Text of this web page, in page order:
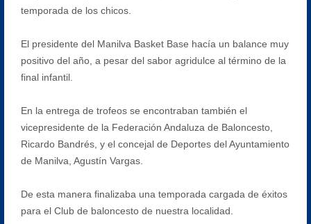
temporada de los chicos.
El presidente del Manilva Basket Base hacía un balance muy
positivo del año, a pesar del sabor agridulce al término de la
final infantil.
En la entrega de trofeos se encontraban también el
vicepresidente de la Federación Andaluza de Baloncesto,
Ricardo Bandrés, y el concejal de Deportes del Ayuntamiento
de Manilva, Agustín Vargas.
De esta manera finalizaba una temporada cargada de éxitos
para el Club de baloncesto de nuestra localidad.